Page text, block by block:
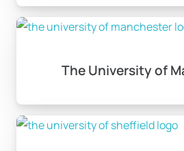
The University of